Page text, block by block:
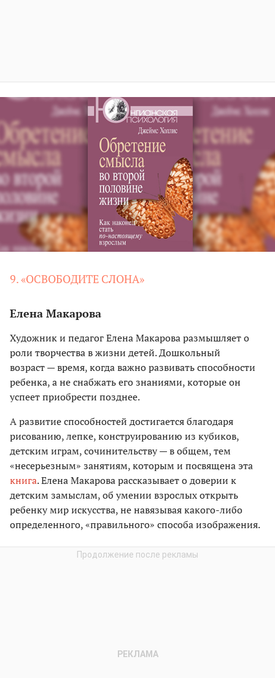
9. «ОСВОБОДИТЕ СЛОНА»
Елена Макарова
Художник и педагог Елена Макарова размышляет о
роли творчества в жизни детей. Дошкольный
возраст — время, когда важно развивать способности
ребенка, а не снабжать его знаниями, которые он
успеет приобрести позднее.
А развитие способностей достигается благодаря
рисованию, лепке, конструированию из кубиков,
детским играм, сочинительству — в общем, тем
«несерьезным» занятиям, которым и посвящена эта
книга. Елена Макарова рассказывает о доверии к
детским замыслам, об умении взрослых открыть
ребенку мир искусства, не навязывая какого-либо
определенного, «правильного» способа изображения.